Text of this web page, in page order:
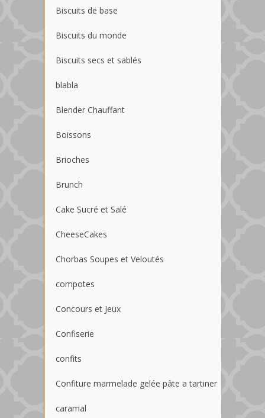
Biscuits de base
Biscuits du monde
Biscuits secs et sablés
blabla
Blender Chauffant
Boissons
Brioches
Brunch
Cake Sucré et Salé
CheeseCakes
Chorbas Soupes et Veloutés
compotes
Concours et Jeux
Confiserie
confits
Confiture marmelade gelée pâte a tartiner
caramal